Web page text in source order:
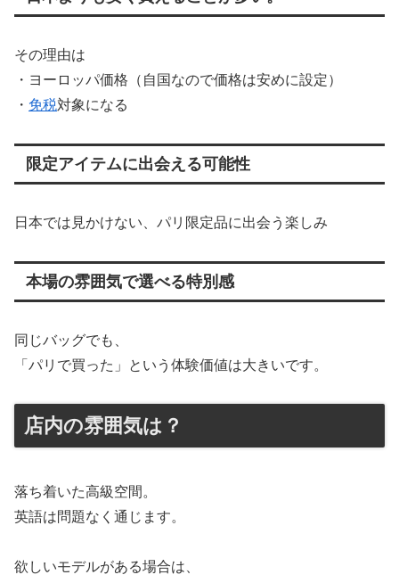
その理由は
・ヨーロッパ価格（自国なので価格は安めに設定）
・ 免税対象になる
限定アイテムに出会える可能性
日本では見かけない、パリ限定品に出会う楽しみ
本場の雰囲気で選べる特別感
同じバッグでも、
「パリで買った」という体験価値は大きいです。
店内の雰囲気は？
落ち着いた高級空間。
英語は問題なく通じます。
欲しいモデルがある場合は、